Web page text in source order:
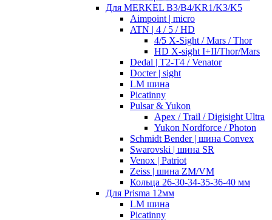
Для MERKEL B3/B4/KR1/K3/K5
Aimpoint | micro
ATN | 4 / 5 / HD
4/5 X-Sight / Mars / Thor
HD X-sight I+II/Thor/Mars
Dedal | T2-T4 / Venator
Docter | sight
LM шина
Picatinny
Pulsar & Yukon
Apex / Trail / Digisight Ultra
Yukon Nordforce / Photon
Schmidt Bender | шина Convex
Swarovski | шина SR
Venox | Patriot
Zeiss | шина ZM/VM
Кольца 26-30-34-35-36-40 мм
Для Prisma 12мм
LM шина
Picatinny